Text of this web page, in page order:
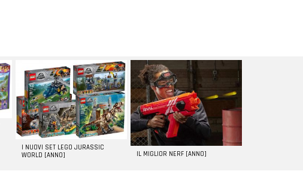
I NUOVI SET LEGO JURASSIC
WORLD [ANNO]
IL MIGLIOR NERF [ANNO]